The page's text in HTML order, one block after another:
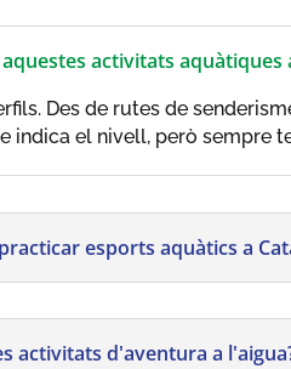
activitats aquàtiques
Des de rutes de
indica el nivell, però sempre
esports aquàtics a
activitats d'aventura a